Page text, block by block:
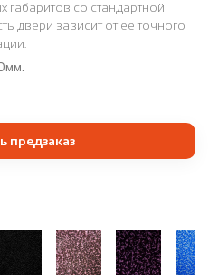
габаритов со стандартной
двери зависит от ее точного
предзаказ